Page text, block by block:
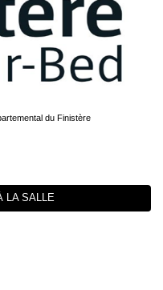
du Finistère
LA SALLE